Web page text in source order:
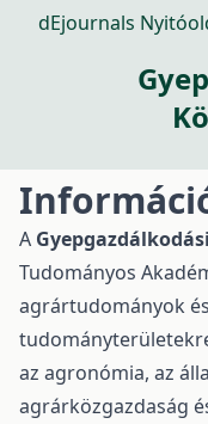
dEjournals
A
Tudományos
agrártudományok
az agronómia, az
agrárközgazdaság